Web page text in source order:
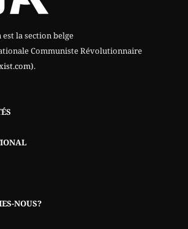
la section belge
Communiste Révolutionnaire
.
NOUS?